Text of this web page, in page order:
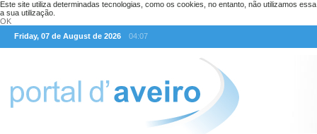
Este site utiliza determinadas tecnologias, como os cookies, no entanto, não utilizamos
a sua utilização.
OK
Friday, 07 de August de 2026
04:07